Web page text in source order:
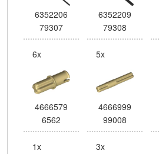
6352206
79307
6352209
79308
6x
4666579
6562
5x
4666999
99008
1x 3x